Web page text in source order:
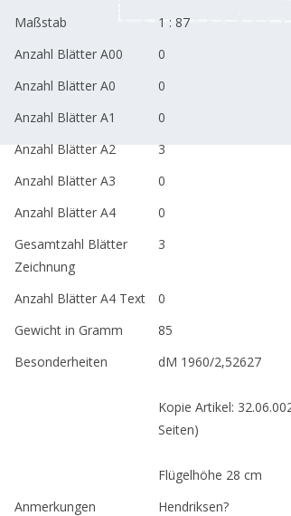
Maßstab
1 : 87
Anzahl Blätter A00
0
Anzahl Blätter A0
0
Anzahl Blätter A1
0
Anzahl Blätter A2
3
Anzahl Blätter A3
0
Anzahl Blätter A4
0
Gesamtzahl Blätter
Zeichnung
3
Anzahl Blätter A4 Text
0
Gewicht in Gramm
85
Besonderheiten
dM 1960/2,52627
Kopie Artikel:
Seiten)
Flügelhöhe 28 cm
Anmerkungen
Hendriksen?